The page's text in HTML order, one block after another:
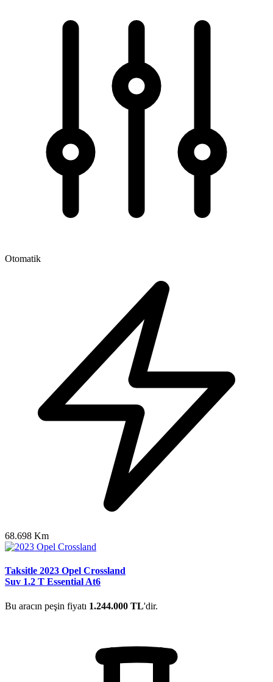
Otomatik
68.698 Km
Taksitle 2023 Opel Crossland
Suv 1.2 T Essential At6
Bu aracın peşin fiyatı 1.244.000 TL'dir.